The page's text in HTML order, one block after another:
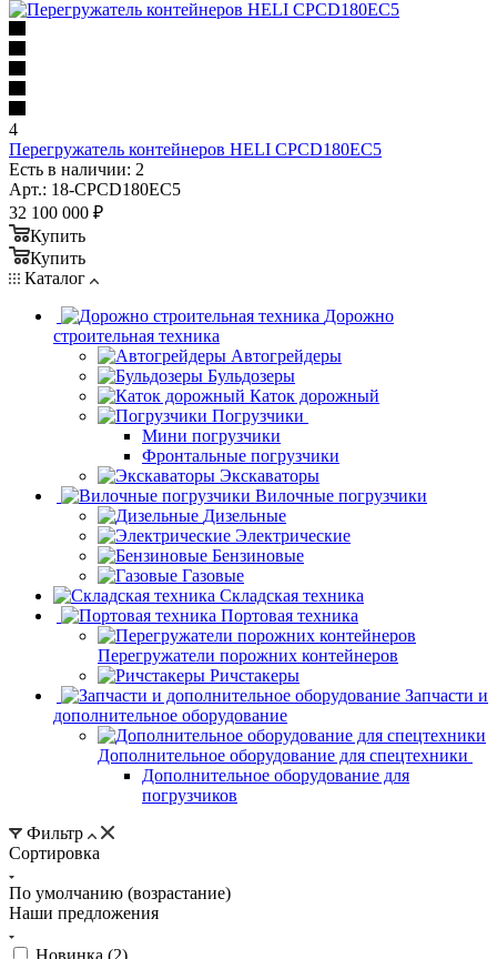
4
Перегружатель контейнеров HELI CPCD180EC5
Есть в наличии: 2
Арт.: 18-CPCD180EC5
32 100 000 ₽
Купить
Купить
Каталог
Дорожно
строительная техника
Автогрейдеры
Бульдозеры
Каток дорожный
Погрузчики
Мини погрузчики
Фронтальные погрузчики
Экскаваторы
Вилочные погрузчики
Дизельные
Электрические
Бензиновые
Газовые
Складская техника
Портовая техника
Перегружатели порожних контейнеров
Ричстакеры
Запчасти и
дополнительное оборудование
Дополнительное оборудование для спецтехники
Дополнительное оборудование для
погрузчиков
Фильтр
Сортировка
По умолчанию (возрастание)
Наши предложения
Новинка (2)